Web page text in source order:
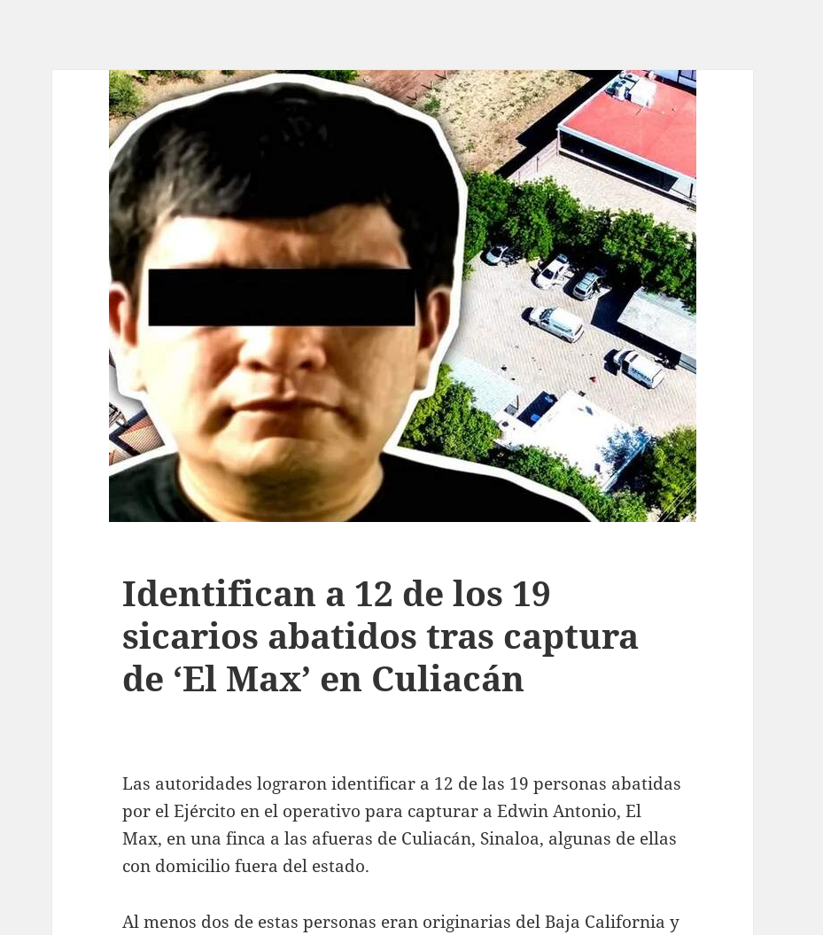
Identifican a 12 de los 19
sicarios abatidos tras captura
de ‘El Max’ en Culiacán
Las autoridades lograron identificar a 12 de las 19 personas abatidas
por el Ejército en el operativo para capturar a Edwin Antonio, El
Max, en una finca a las afueras de Culiacán, Sinaloa, algunas de ellas
con domicilio fuera del estado.
Al menos dos de estas personas eran originarias del Baja California y